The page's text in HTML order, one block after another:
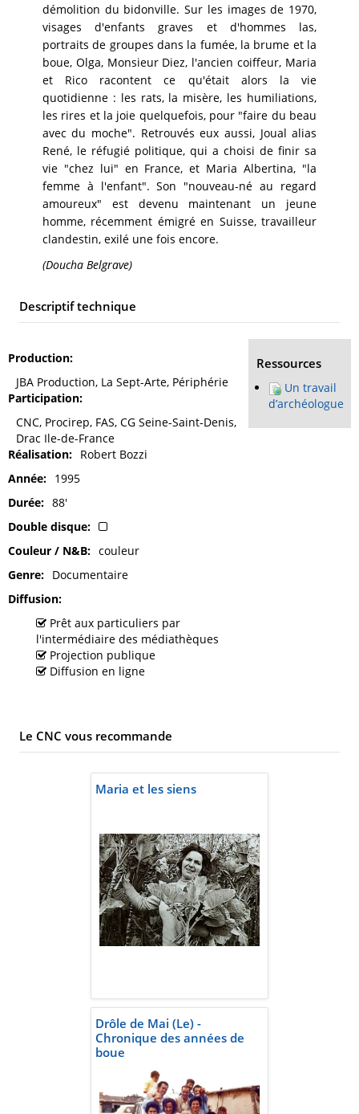
démolition du bidonville. Sur les images de 1970,
visages d'enfants graves et d'hommes las,
portraits de groupes dans la fumée, la brume et la
boue, Olga, Monsieur Diez, l'ancien coiffeur, Maria
et Rico racontent ce qu'était alors la vie
quotidienne : les rats, la misère, les humiliations,
les rires et la joie quelquefois, pour "faire du beau
avec du moche". Retrouvés eux aussi, Joual alias
René, le réfugié politique, qui a choisi de finir sa
vie "chez lui" en France, et Maria Albertina, "la
femme à l'enfant". Son "nouveau-né au regard
amoureux" est devenu maintenant un jeune
homme, récemment émigré en Suisse, travailleur
clandestin, exilé une fois encore.
(Doucha Belgrave)
Descriptif technique
Production
JBA Production, La Sept-Arte, Périphérie
Participation
CNC, Procirep, FAS, CG Seine-Saint-Denis,
Drac Ile-de-France
Réalisation
Robert Bozzi
Année
1995
Durée
88'
Double disque
Couleur / N&B
couleur
Genre
Documentaire
Diffusion
Prêt aux particuliers par
l'intermédiaire des médiathèques
Projection publique
Diffusion en ligne
Ressources
Un travail
d’archéologue
Le CNC vous recommande
Maria et les siens
Drôle de Mai (Le) -
Chronique des années de
boue